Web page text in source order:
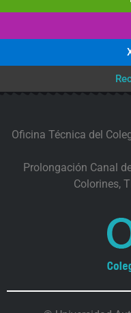
Oficina Técnica del
Prolongación Canal
Colorines,